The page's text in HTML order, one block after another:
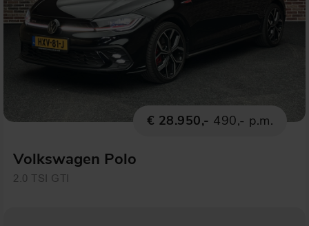
€ 28.950,- 490,- p.m.
Volkswagen Polo
2.0 TSI GTI